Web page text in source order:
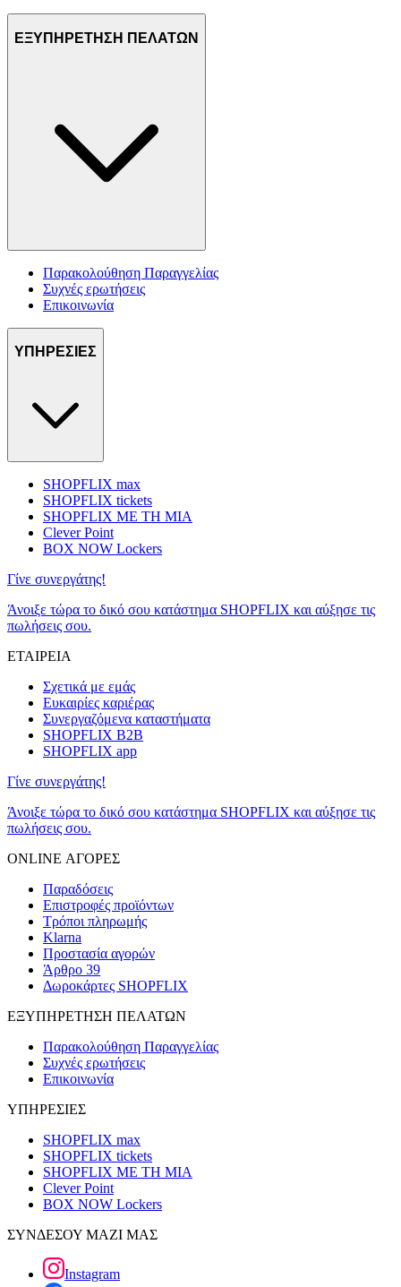
ΕΞΥΠΗΡΕΤΗΣΗ ΠΕΛΑΤΩΝ
Παρακολούθηση Παραγγελίας
Συχνές ερωτήσεις
Επικοινωνία
ΥΠΗΡΕΣΙΕΣ
SHOPFLIX max
SHOPFLIX tickets
SHOPFLIX ΜΕ ΤΗ ΜΙΑ
Clever Point
BOX NOW Lockers
Γίνε συνεργάτης!
Άνοιξε τώρα το δικό σου κατάστημα SHOPFLIX και αύξησε τις
πωλήσεις σου.
ΕΤΑΙΡΕΙΑ
Σχετικά με εμάς
Ευκαιρίες καριέρας
Συνεργαζόμενα καταστήματα
SHOPFLIX B2B
SHOPFLIX app
Γίνε συνεργάτης!
Άνοιξε τώρα το δικό σου κατάστημα SHOPFLIX και αύξησε τις
πωλήσεις σου.
ONLINE ΑΓΟΡΕΣ
Παραδόσεις
Επιστροφές προϊόντων
Τρόποι πληρωμής
Klarna
Προστασία αγορών
Άρθρο 39
Δωροκάρτες SHOPFLIX
ΕΞΥΠΗΡΕΤΗΣΗ ΠΕΛΑΤΩΝ
Παρακολούθηση Παραγγελίας
Συχνές ερωτήσεις
Επικοινωνία
ΥΠΗΡΕΣΙΕΣ
SHOPFLIX max
SHOPFLIX tickets
SHOPFLIX ΜΕ ΤΗ ΜΙΑ
Clever Point
BOX NOW Lockers
ΣΥΝΔΕΣΟΥ ΜΑΖΙ ΜΑΣ
Instagram